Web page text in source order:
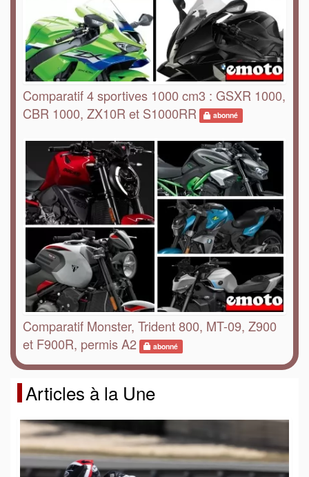
Comparatif 4 sportives 1000 cm3 : GSXR 1000,
CBR 1000, ZX10R et S1000RR
abonné
Comparatif Monster, Trident 800, MT-09, Z900
et F900R, permis A2
abonné
Articles à la Une